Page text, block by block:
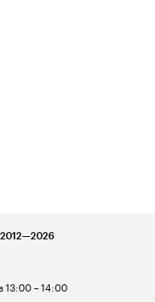
13:00 – 14:00
2012—2026